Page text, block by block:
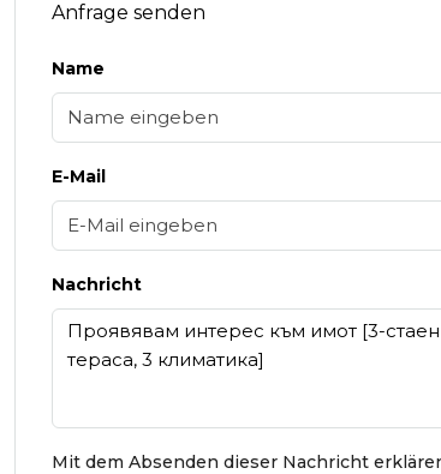
Anfrage senden
Name
E-Mail
Nachricht
Mit dem Absenden dieser Nachricht